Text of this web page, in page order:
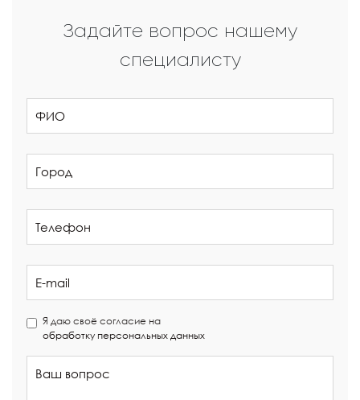
Задайте вопрос нашему
специалисту
Я даю своё согласие на
обработку персональных данных